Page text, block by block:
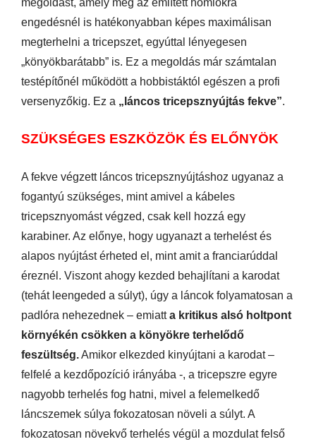
megoldást, amely még az említett homlokra
engedésnél is hatékonyabban képes maximálisan
megterhelni a tricepszet, egyúttal lényegesen
„könyökbarátabb” is. Ez a megoldás már számtalan
testépítőnél működött a hobbistáktól egészen a profi
versenyzőkig. Ez a „láncos tricepsznyújtás fekve”.
SZÜKSÉGES ESZKÖZÖK ÉS ELŐNYÖK
A fekve végzett láncos tricepsznyújtáshoz ugyanaz a
fogantyú szükséges, mint amivel a kábeles
tricepsznyomást végzed, csak kell hozzá egy
karabiner. Az előnye, hogy ugyanazt a terhelést és
alapos nyújtást érheted el, mint amit a franciarúddal
éreznél. Viszont ahogy kezded behajlítani a karodat
(tehát leengeded a súlyt), úgy a láncok folyamatosan a
padlóra nehezednek – emiatta kritikus alsó holtpont
környékén csökken a könyökre terhelődő
feszültség.Amikor elkezded kinyújtani a karodat –
felfelé a kezdőpozíció irányába -, a tricepszre egyre
nagyobb terhelés fog hatni, mivel a felemelkedő
láncszemek súlya fokozatosan növeli a súlyt. A
fokozatosan növekvő terhelés végül a mozdulat felső